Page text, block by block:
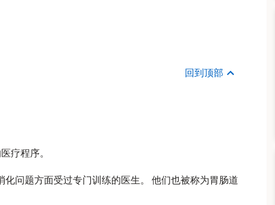
回到顶部
疗程序。
问题方面受过专门训练的医生。 他们也被称为胃肠道